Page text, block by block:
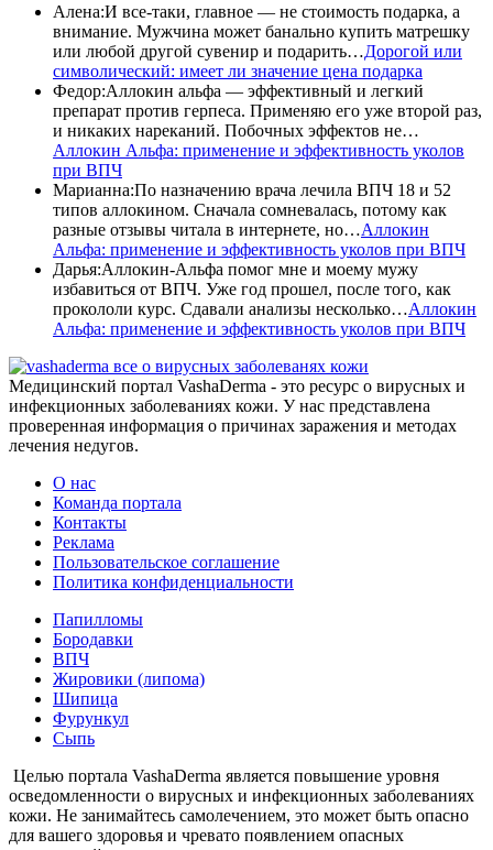
Алена:И все-таки, главное — не стоимость подарка, а
внимание. Мужчина может банально купить матрешку
или любой другой сувенир и подарить…Дорогой или
символический: имеет ли значение цена подарка
Федор:Аллокин альфа — эффективный и легкий
препарат против герпеса. Применяю его уже второй раз,
и никаких нареканий. Побочных эффектов не…
Аллокин Альфа: применение и эффективность уколов
при ВПЧ
Марианна:По назначению врача лечила ВПЧ 18 и 52
типов аллокином. Сначала сомневалась, потому как
разные отзывы читала в интернете, но…Аллокин
Альфа: применение и эффективность уколов при ВПЧ
Дарья:Аллокин-Альфа помог мне и моему мужу
избавиться от ВПЧ. Уже год прошел, после того, как
прокололи курс. Сдавали анализы несколько…Аллокин
Альфа: применение и эффективность уколов при ВПЧ
все о вирусных заболеванях кожи
Медицинский портал VashaDerma - это ресурс о вирусных и
инфекционных заболеваниях кожи. У нас представлена
проверенная информация о причинах заражения и методах
лечения недугов.
О нас
Команда портала
Контакты
Реклама
Пользовательское соглашение
Политика конфиденциальности
Папилломы
Бородавки
ВПЧ
Жировики (липома)
Шипица
Фурункул
Сыпь
Целью портала VashaDerma является повышение уровня
осведомленности о вирусных и инфекционных заболеваниях
кожи. Не занимайтесь самолечением, это может быть опасно
для вашего здоровья и чревато появлением опасных